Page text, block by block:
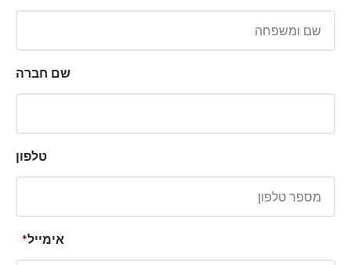
שם חברה
טלפון
אימייל*